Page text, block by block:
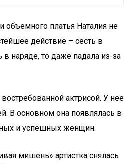
объемного платья Наталия не
действие – сесть в
в наряде, то даже падала из-за
актрисой. У нее
В основном она появлялась в
и успешных женщин.
мишень» артистка снялась